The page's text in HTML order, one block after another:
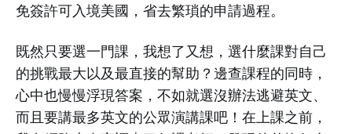
免簽許可入境美國，省去繁瑣的申請過程。
既然只要選一門課，我想了又想，選什麼課對自己
的挑戰最大以及最直接的幫助？邊查課程的同時，
心中也慢慢浮現答案，不如就選沒辦法逃避英文、
而且要講最多英文的公眾演講課吧！在上課之前，